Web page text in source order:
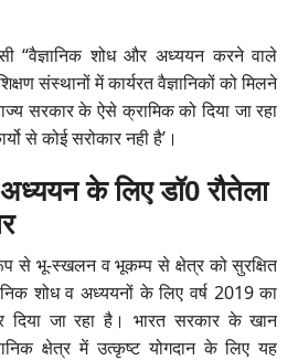
“वैज्ञानिक शोध और अध्ययन करने वाले
संस्थानों में कार्यरत वैज्ञानिकों को मिलने
सरकार के ऐसे क्रामिक को दिया जा रहा
से कोई सरोकार नही है’।
के लिए डॉ0 रौतेला
से भू-स्खलन व भूकम्प से क्षेत्र को सुरक्षित
शोध व अध्ययनों के लिए वर्ष 2019 का
दिया जा रहा है। भारत सरकार के खान
क्षेत्र में उत्कृष्ट योगदान के लिए यह